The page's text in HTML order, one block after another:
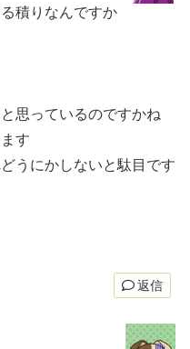
積りなんですか
思っているのですかね
す
うにかしないと駄目です
返信